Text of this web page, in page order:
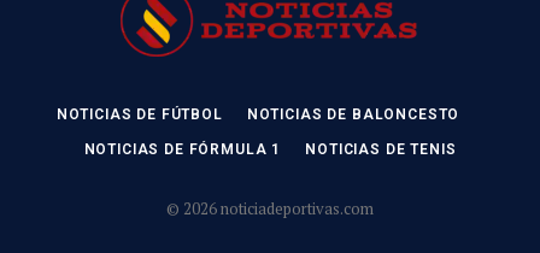
NOTICIAS DE FÚTBOL NOTICIAS DE BALONCESTO
NOTICIAS DE FÓRMULA 1 NOTICIAS DE TENIS
© 2026 noticiadeportivas.com